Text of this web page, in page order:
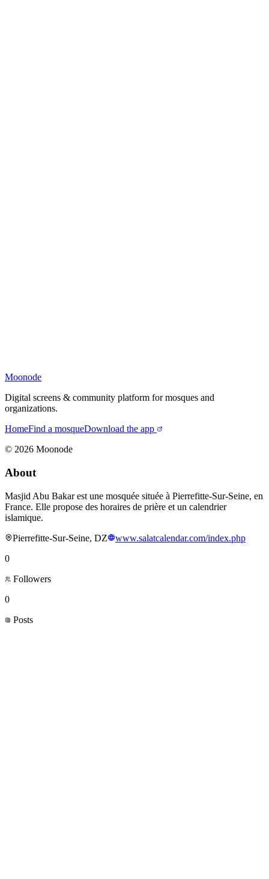
Moonode
Digital screens & community platform for mosques and
organizations.
HomeFind a mosqueDownload the app
© 2026 Moonode
About
Masjid Abu Bakar est une mosquée située à Pierrefitte-Sur-Seine, en
France. Elle propose des horaires de prière et un calendrier
islamique.
Pierrefitte-Sur-Seine, DZ
www.salatcalendar.com/index.php
0
Followers
0
Posts